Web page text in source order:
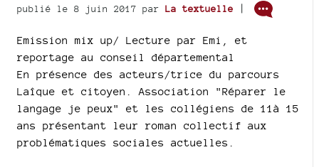
publié le 8 juin 2017 par La textuelle |
Emission mix up/ Lecture par Emi, et
reportage au conseil départemental
En présence des acteurs/trice du parcours
Laîque et citoyen. Association "Réparer le
langage je peux" et les collégiens de 11à 15
ans présentant leur roman collectif aux
problématiques sociales actuelles.